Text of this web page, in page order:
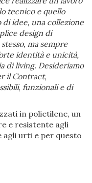
tecnico e quello
idee, una collezione
design di
ma sempre
identità e unicità,
di living. Desideriamo
il Contract,
funzionali e di
in polietilene, un
e resistente agli
agli urti e per questo